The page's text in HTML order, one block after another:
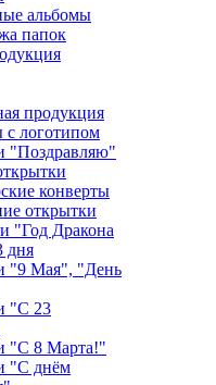
альбомы
папок
продукция
с логотипом
"Поздравляю"
конверты
открытки
"Год Дракона
дня
"9 Мая", "День
"С 23
"С 8 Марта!"
"С днём